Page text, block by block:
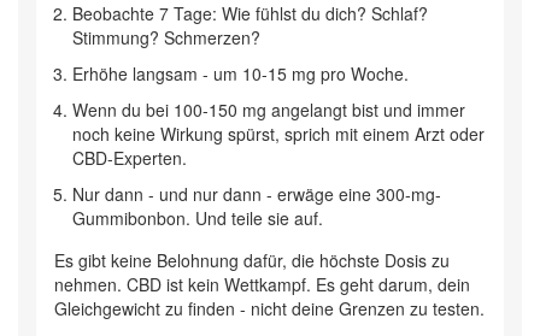
Beobachte 7 Tage: Wie fühlst du dich? Schlaf?
Stimmung? Schmerzen?
Erhöhe langsam - um 10-15 mg pro Woche.
Wenn du bei 100-150 mg angelangt bist und immer
noch keine Wirkung spürst, sprich mit einem Arzt oder
CBD-Experten.
Nur dann - und nur dann - erwäge eine 300-mg-
Gummibonbon. Und teile sie auf.
Es gibt keine Belohnung dafür, die höchste Dosis zu
nehmen. CBD ist kein Wettkampf. Es geht darum, dein
Gleichgewicht zu finden - nicht deine Grenzen zu testen.